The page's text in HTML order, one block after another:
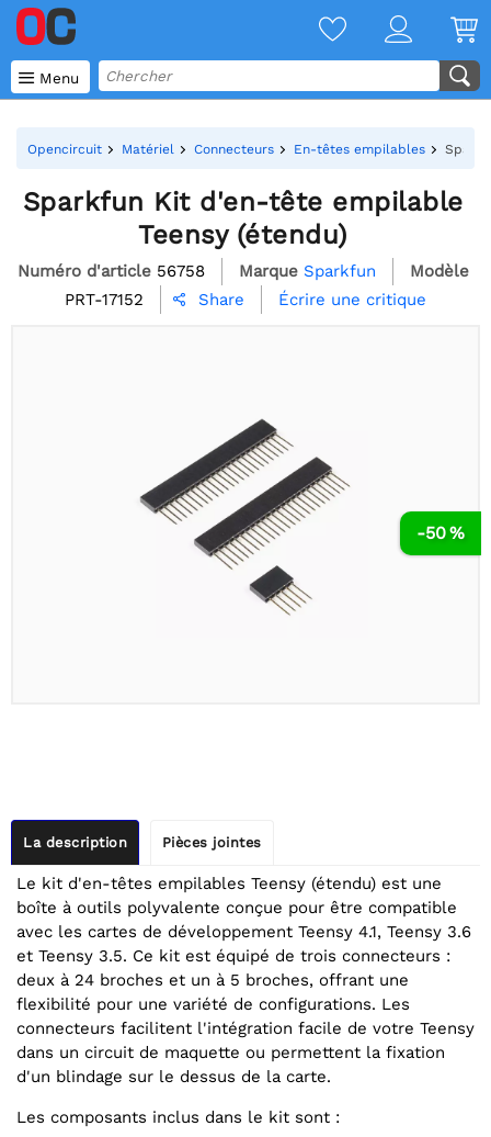
 Menu
Opencircuit Matériel Connecteurs En-têtes empilables
Sparkfun Kit d'en-tête empilable
Teensy (étendu)
Numéro d'article 56758 Marque Sparkfun
Modèle
PRT-17152
 Share Écrire une critique
-50 %
La description Pièces jointes
Le kit d'en-têtes empilables Teensy (étendu) est une
boîte à outils polyvalente conçue pour être compatible
avec les cartes de développement Teensy 4.1, Teensy 3.6
et Teensy 3.5. Ce kit est équipé de trois connecteurs :
deux à 24 broches et un à 5 broches, offrant une
flexibilité pour une variété de configurations. Les
connecteurs facilitent l'intégration facile de votre Teensy
dans un circuit de maquette ou permettent la fixation
d'un blindage sur le dessus de la carte.
Les composants inclus dans le kit sont :